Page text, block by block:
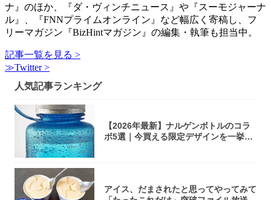
ナ』のほか、『ダ・ヴィンチニュース』や『スーモジャーナ
ル』、『FNNプライムオンライン』など幅広く寄稿し、フ
リーマガジン『BizHintマガジン』の編集・執筆も担当中。
記事一覧を見る >
≫Twitter >
人気記事ランキング
【2026年最新】ナルゲンボトルのコラ
ボ5選｜今買える限定デザインを一挙紹
アイス、だまされたと思ってやってみて